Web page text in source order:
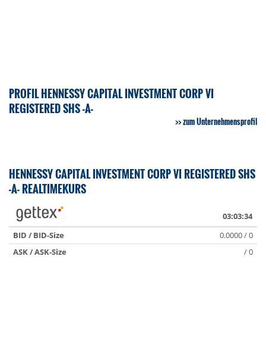
PROFIL HENNESSY CAPITAL INVESTMENT CORP VI
REGISTERED SHS -A-
zum Unternehmensprofil
HENNESSY CAPITAL INVESTMENT CORP VI REGISTERED SHS
-A- REALTIMEKURS
03:03:34
BID / BID-Size
0.0000 / 0
ASK / ASK-Size
/ 0